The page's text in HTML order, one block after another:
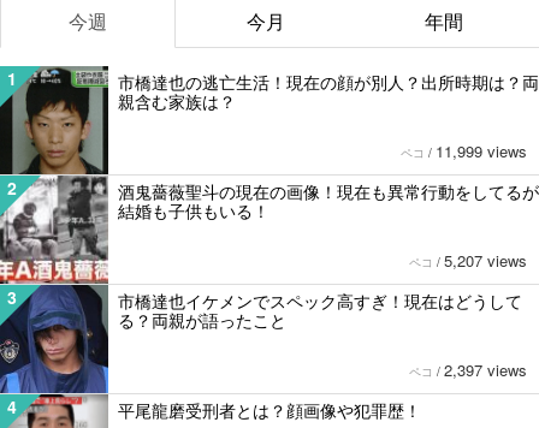
今週 今月 年間
1
市橋達也の逃亡生活！現在の顔が別人？出所時期は？両
親含む家族は？
ペコ / 11,999 views
2
酒鬼薔薇聖斗の現在の画像！現在も異常行動をしてるが
結婚も子供もいる！
ペコ / 5,207 views
3
市橋達也イケメンでスペック高すぎ！現在はどうして
る？両親が語ったこと
ペコ / 2,397 views
4 平尾龍磨受刑者とは？顔画像や犯罪歴！